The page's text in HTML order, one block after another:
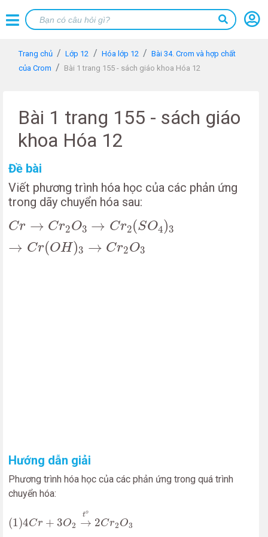
Trang chủ Lớp 12 Hóa lớp 12
Bài 34. Crom và hợp chất
của Crom
Bài 1 trang 155 - sách giáo khoa Hóa 12
Bài 1 trang 155 - sách giáo
khoa Hóa 12
Đề bài
Viết phương trình hóa học của các phản ứng
trong dãy chuyển hóa sau:
Cr → Cr2O3 → Cr2(SO4)3
→ Cr(OH)3 → Cr2O3
Cr→ C r2O 3→ r 2(S O4)3→
Hướng dẫn giải
Phương trình hóa học của các phản ứng trong quá trình
chuyển hóa:
(1)4Cr + 3O2
to
→ 2Cr2O3
to